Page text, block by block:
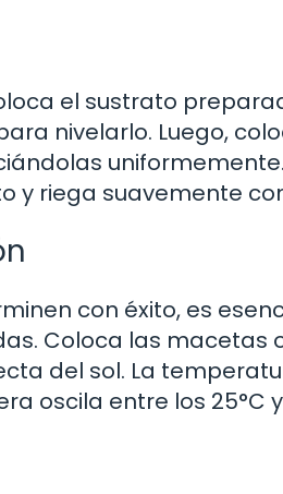
el sustrato
nivelarlo. Luego,
y riega suavemente
con éxito, es
Coloca las macetas
del sol. La
oscila entre los 25°C y